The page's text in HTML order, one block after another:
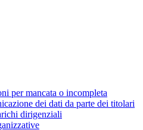
per mancata o incompleta
dei dati da parte dei titolari
dirigenziali